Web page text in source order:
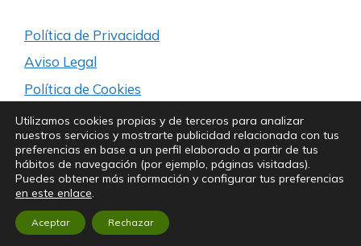
Política de Privacidad
Aviso Legal
Política de Cookies
Síguenos para estar a la última
Copyright© Kubik Experience
Utilizamos cookies propias y de terceros para analizar
nuestros servicios y mostrarte publicidad relacionada con tus
preferencias en base a un perfil elaborado a partir de tus
hábitos de navegación (por ejemplo, páginas visitadas).
Puedes obtener más información y configurar tus preferencias
en este enlace.
Aceptar Rechazar